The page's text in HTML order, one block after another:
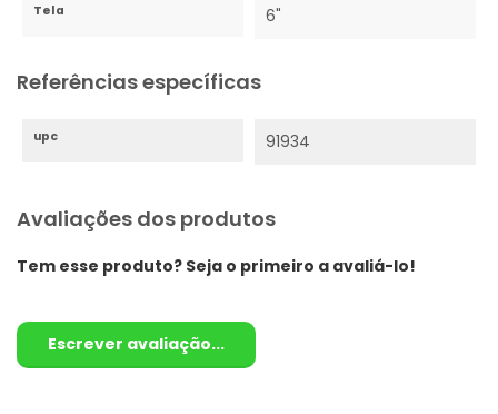
Tela 6"
Referências específicas
upc 91934
Avaliações dos produtos
Tem esse produto? Seja o primeiro a avaliá-lo!
Escrever avaliação...